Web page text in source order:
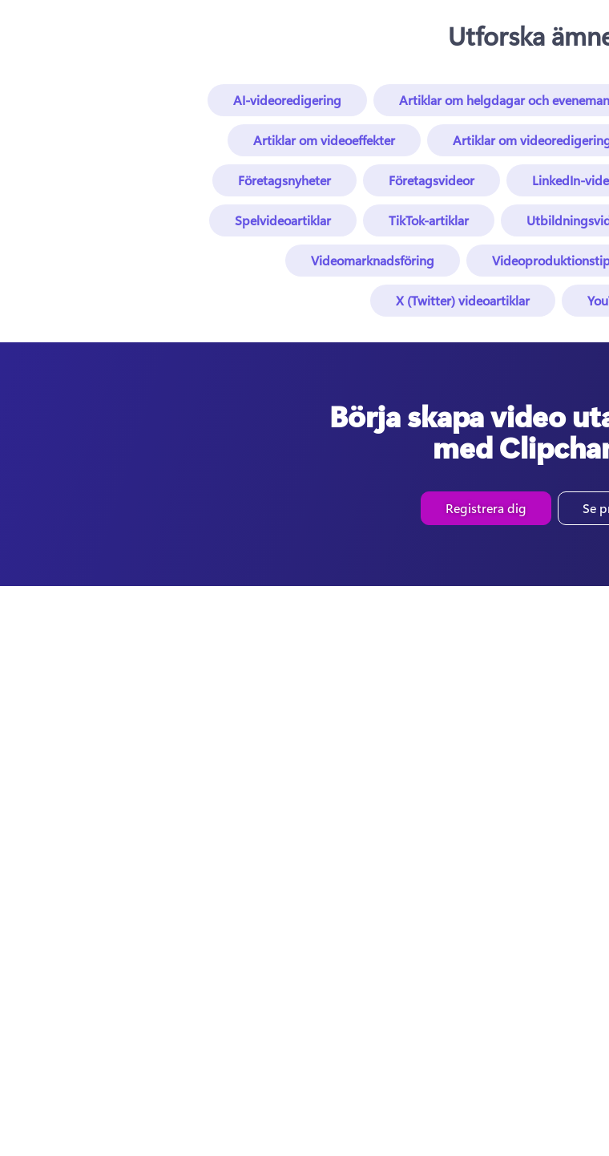
Utforska
AI-videoredigering Artiklar om helgdagar och
Artiklar om videoeffekter Artiklar om
Företagsnyheter Företagsvideor LinkedIn-
Spelvideoartiklar TikTok-artiklar
Videomarknadsföring
X (Twitter) videoartiklar
Börja skapa video
med
Registrera dig Se